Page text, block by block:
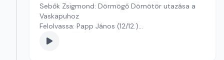
Sebők Zsigmond: Dörmögő Dömötör utazása a
Vaskapuhoz
Felolvassa: Papp János (12/12.)
Szerkesztő: Varga Andrea